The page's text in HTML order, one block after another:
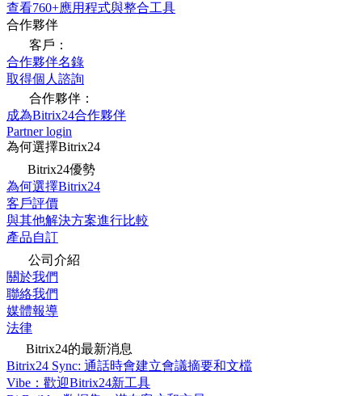
查看760+應用程式與整合工具
合作夥伴
客戶：
合作夥伴名錄
取得個人諮詢
合作夥伴：
成為Bitrix24合作夥伴
Partner login
為何選擇Bitrix24
Bitrix24優勢
為何選擇Bitrix24
客戶評價
與其他解決方案進行比較
產品自訂
公司介紹
關於我們
聯絡我們
媒體報導
法律
Bitrix24的最新消息
Bitrix24 Sync: 通話時會建立會議摘要和文檔
Vibe：歡迎Bitrix24新工具